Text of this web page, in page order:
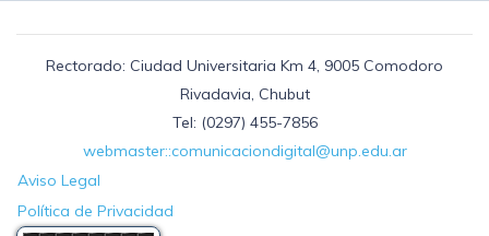
Rectorado: Ciudad Universitaria Km 4, 9005 Comodoro
Rivadavia, Chubut
Tel: (0297) 455-7856
webmaster::comunicaciondigital@unp.edu.ar
Aviso Legal
Política de Privacidad